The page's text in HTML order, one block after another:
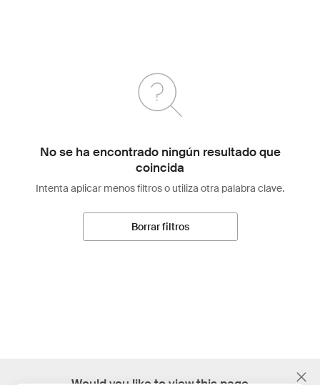
No se ha encontrado ningún resultado que
coincida
Intenta aplicar menos filtros o utiliza otra palabra clave.
Borrar filtros